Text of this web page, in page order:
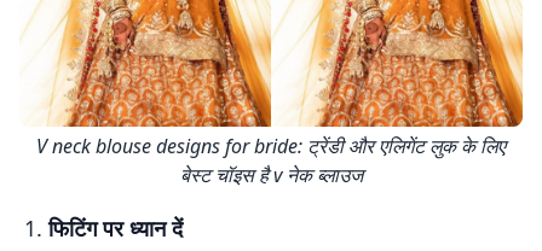
V neck blouse designs for bride: ट्रेंडी और एलिगेंट लुक के लिए
बेस्ट चॉइस है v नेक ब्लाउज
फिटिंग पर ध्यान दें